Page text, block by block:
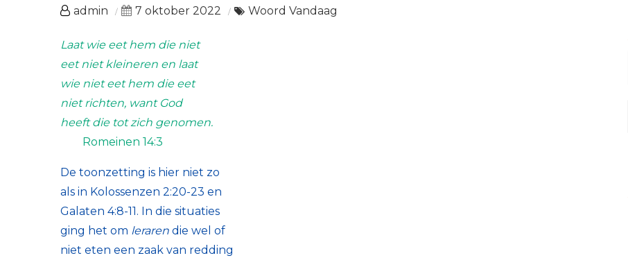
admin 7 oktober 2022 Woord Vandaag
Laat wie eet hem die niet
eet niet kleineren en laat
wie niet eet hem die eet
niet richten, want God
heeft die tot zich genomen.
Romeinen 14:3
De toonzetting is hier niet zo
als in Kolossenzen 2:20-23 en
Galaten 4:8-11. In die situaties
ging het om leraren die wel of
niet eten een zaak van redding